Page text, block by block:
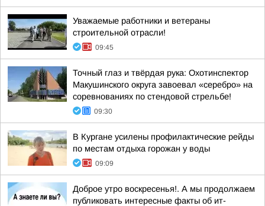
Уважаемые работники и ветераны
строительной отрасли!
09:45
Точный глаз и твёрдая рука: Охотинспектор
Макушинского округа завоевал «серебро» на
соревнованиях по стендовой стрельбе!
09:30
В Кургане усилены профилактические рейды
по местам отдыха горожан у воды
09:09
Доброе утро воскресенья!. А мы продолжаем
публиковать интересные факты об ит-